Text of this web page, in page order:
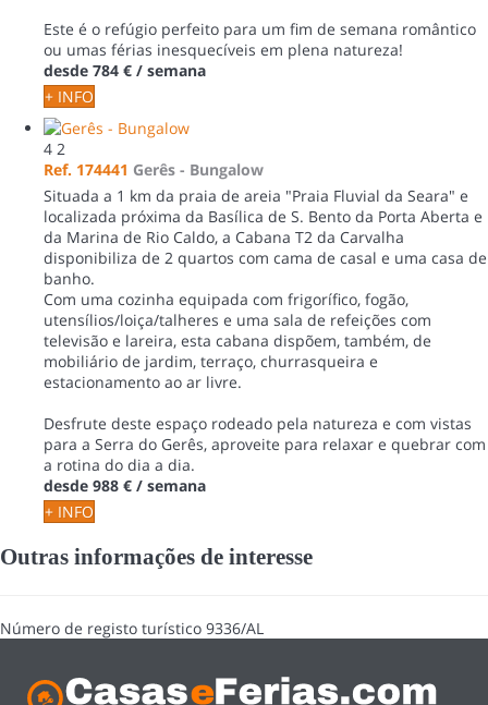
Este é o refúgio perfeito para um fim de semana romântico
ou umas férias inesquecíveis em plena natureza!
desde 784 € / semana
+ INFO
4 2
Ref. 174441 Gerês - Bungalow
Situada a 1 km da praia de areia "Praia Fluvial da Seara" e
localizada próxima da Basílica de S. Bento da Porta Aberta e
da Marina de Rio Caldo, a Cabana T2 da Carvalha
disponibiliza de 2 quartos com cama de casal e uma casa de
banho.
Com uma cozinha equipada com frigorífico, fogão,
utensílios/loiça/talheres e uma sala de refeições com
televisão e lareira, esta cabana dispõem, também, de
mobiliário de jardim, terraço, churrasqueira e
estacionamento ao ar livre.
Desfrute deste espaço rodeado pela natureza e com vistas
para a Serra do Gerês, aproveite para relaxar e quebrar com
a rotina do dia a dia.
desde 988 € / semana
+ INFO
Outras informações de interesse
Número de registo turístico 9336/AL